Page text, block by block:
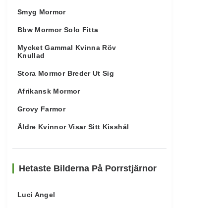
Smyg Mormor
Bbw Mormor Solo Fitta
Mycket Gammal Kvinna Röv
Knullad
Stora Mormor Breder Ut Sig
Afrikansk Mormor
Grovy Farmor
Äldre Kvinnor Visar Sitt Kisshål
Hetaste Bilderna På Porrstjärnor
Luci Angel